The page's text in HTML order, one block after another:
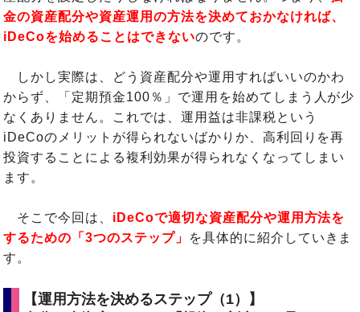
金の資産配分や資産運用の方法を決めておかなければ、
iDeCoを始めることはできないのです。
しかし実際は、どう資産配分や運用すればいいのかわ
からず、「定期預金100％」で運用を始めてしまう人が少
なくありません。これでは、運用益は非課税という
iDeCoのメリットが得られないばかりか、高利回りを再
投資することによる複利効果が得られなくなってしまい
ます。
そこで今回は、 iDeCoで適切な資産配分や運用方法を
するための「3つのステップ」
を具体的に紹介していきま
す。
【運用方法を決めるステップ（1）】